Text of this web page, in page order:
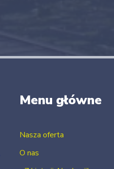
Menu główne
Nasza oferta
O nas